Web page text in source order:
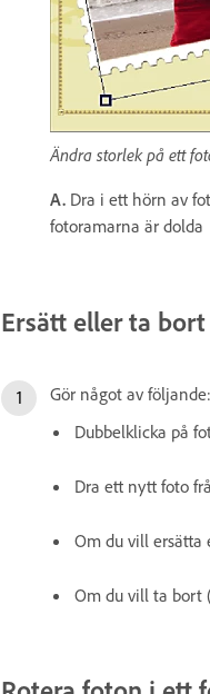
Ändra storlek på ett
A. Dra i ett hörn av
fotoramarna är dolda
Ersätt eller ta
Gör något av följande:
Dubbelklicka på
Dra ett nytt foto
Om du vill ersätta
Om du vill ta bort